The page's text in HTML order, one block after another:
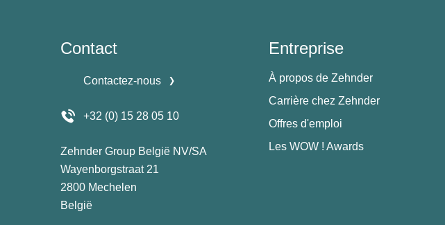
Contact
Contactez-nous
+32 (0) 15 28 05 10
Zehnder Group België NV/SA
Wayenborgstraat 21
2800 Mechelen
België
Entreprise
À propos de Zehnder
Carrière chez Zehnder
Offres d'emploi
Les WOW ! Awards